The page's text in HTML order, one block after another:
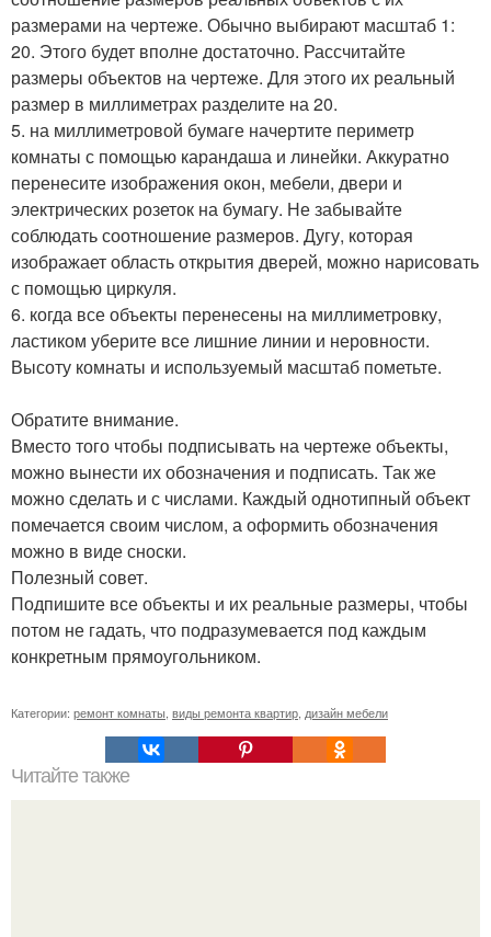
размерами на чертеже. Обычно выбирают масштаб 1:
20. Этого будет вполне достаточно. Рассчитайте
размеры объектов на чертеже. Для этого их реальный
размер в миллиметрах разделите на 20.
5. на миллиметровой бумаге начертите периметр
комнаты с помощью карандаша и линейки. Аккуратно
перенесите изображения окон, мебели, двери и
электрических розеток на бумагу. Не забывайте
соблюдать соотношение размеров. Дугу, которая
изображает область открытия дверей, можно нарисовать
с помощью циркуля.
6. когда все объекты перенесены на миллиметровку,
ластиком уберите все лишние линии и неровности.
Высоту комнаты и используемый масштаб пометьте.
Обратите внимание.
Вместо того чтобы подписывать на чертеже объекты,
можно вынести их обозначения и подписать. Так же
можно сделать и с числами. Каждый однотипный объект
помечается своим числом, а оформить обозначения
можно в виде сноски.
Полезный совет.
Подпишите все объекты и их реальные размеры, чтобы
потом не гадать, что подразумевается под каждым
конкретным прямоугольником.
Категории: ремонт комнаты виды ремонта квартир дизайн мебели
Читайте также